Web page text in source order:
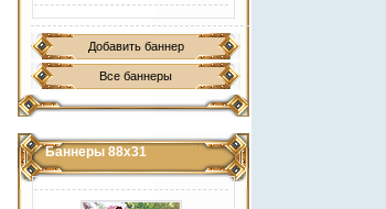
Добавить баннер
Все баннеры
Баннеры 88х31